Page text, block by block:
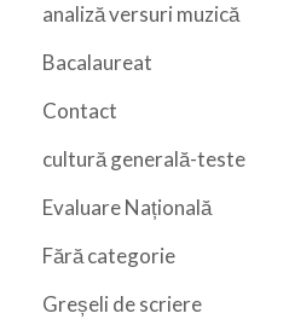
analiză versuri muzică
Bacalaureat
Contact
cultură generală-teste
Evaluare Națională
Fără categorie
Greșeli de scriere